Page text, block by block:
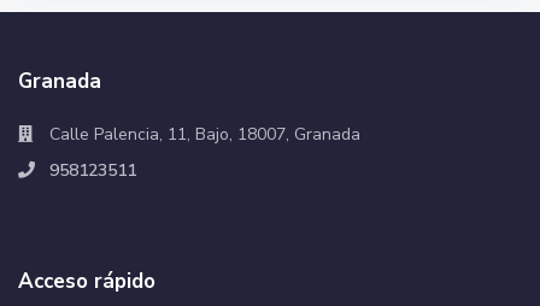
Granada
Calle Palencia, 11, Bajo, 18007, Granada
958123511
Acceso rápido